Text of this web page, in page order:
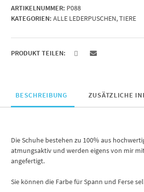
ARTIKELNUMMER: P088
KATEGORIEN: ALLE LEDERPUSCHEN,TIERE
PRODUKT TEILEN:
BESCHREIBUNG ZUSÄTZLICHE
Die Schuhe bestehen zu 100% aus
atmungsaktiv und werden eigens von mir
angefertigt.
Sie können die Farbe für Spann und Ferse